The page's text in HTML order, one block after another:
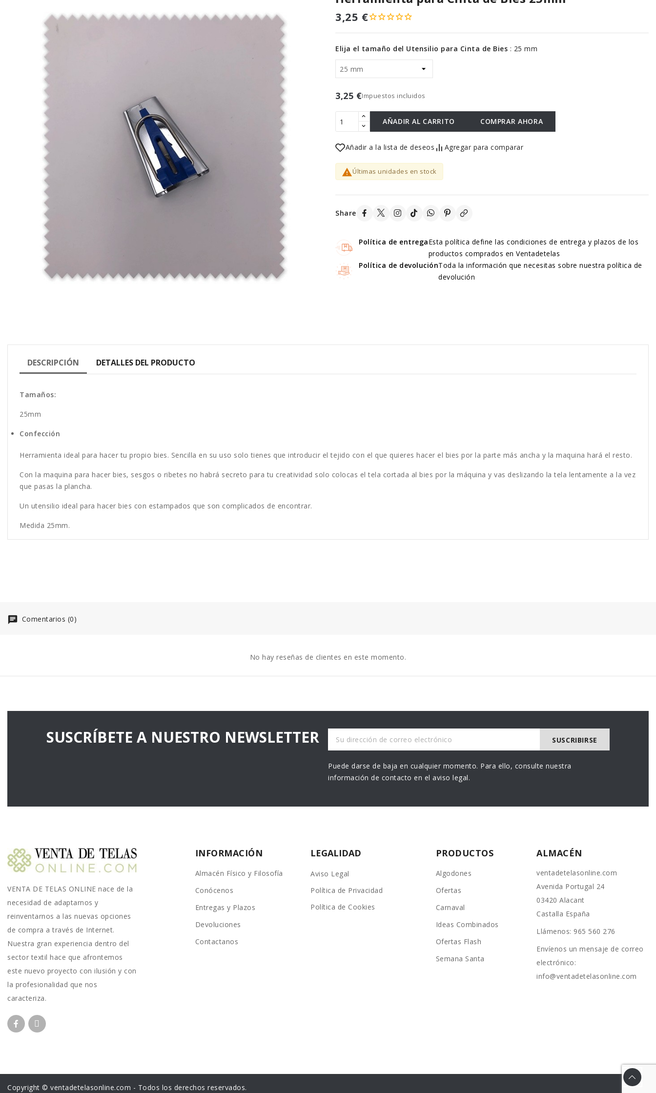
3,25 €
Elija el tamaño del Utensilio para Cinta de Bies : 25 mm
3,25 €Impuestos incluidos
AÑADIR AL CARRITO COMPRAR AHORA
Añadir a la lista de deseos Agregar para comparar
Últimas unidades en stock
Share
Política de entregaEsta política define las condiciones de entrega y plazos de los
productos comprados en Ventadetelas
Política de devoluciónToda la información que necesitas sobre nuestra política de
devolución
DESCRIPCIÓN DETALLES DEL PRODUCTO
Tamaños:
25mm
Confección
Herramienta ideal para hacer tu propio bies. Sencilla en su uso solo tienes que introducir el tejido con el que quieres hacer el bies por la parte más ancha y la maquina hará el resto.
Con la maquina para hacer bies, sesgos o ribetes no habrá secreto para tu creatividad solo colocas el tela cortada al bies por la máquina y vas deslizando la tela lentamente a la vez
que pasas la plancha.
Un utensilio ideal para hacer bies con estampados que son complicados de encontrar.
Medida 25mm.
Comentarios (0)
No hay reseñas de clientes en este momento.
SUSCRÍBETE A NUESTRO NEWSLETTER
Puede darse de baja en cualquier momento. Para ello, consulte nuestra
información de contacto en el aviso legal.
VENTA DE TELAS ONLINE nace de la
necesidad de adaptarnos y
reinventarnos a las nuevas opciones
de compra a través de Internet.
Nuestra gran experiencia dentro del
sector textil hace que afrontemos
este nuevo proyecto con ilusión y con
la profesionalidad que nos
caracteriza.
INFORMACIÓN
Almacén Físico y Filosofía
Conócenos
Entregas y Plazos
Devoluciones
Contactanos
LEGALIDAD
Aviso Legal
Política de Privacidad
Política de Cookies
PRODUCTOS
Algodones
Ofertas
Carnaval
Ideas Combinados
Ofertas Flash
Semana Santa
ALMACÉN
ventadetelasonline.com
Avenida Portugal 24
03420 Alacant
Castalla España
Llámenos: 965 560 276
Envíenos un mensaje de correo
electrónico:
info@ventadetelasonline.com
Copyright © ventadetelasonline.com - Todos los derechos reservados.